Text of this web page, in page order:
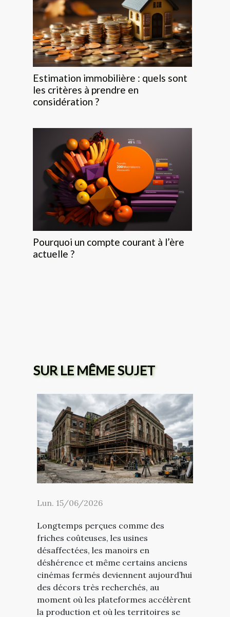
Estimation immobilière : quels sont
les critères à prendre en
considération ?
Pourquoi un compte courant à l’ère
actuelle ?
SUR LE MÊME SUJET
Lun. 15/06/2026
Longtemps perçues comme des
friches coûteuses, les usines
désaffectées, les manoirs en
déshérence et même certains anciens
cinémas fermés deviennent aujourd’hui
des décors très recherchés, au
moment où les plateformes accélèrent
la production et où les territoires se